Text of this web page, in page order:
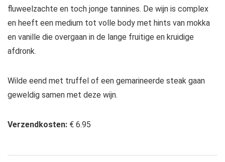
fluweelzachte en toch jonge tannines. De wijn is complex
en heeft een medium tot volle body met hints van mokka
en vanille die overgaan in de lange fruitige en kruidige
afdronk.
Wilde eend met truffel of een gemarineerde steak gaan
geweldig samen met deze wijn.
Verzendkosten: € 6.95